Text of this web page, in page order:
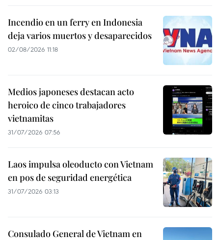
Incendio en un ferry en Indonesia
deja varios muertos y desaparecidos
02/08/2026 11:18
Medios japoneses destacan acto
heroico de cinco trabajadores
vietnamitas
31/07/2026 07:56
Laos impulsa oleoducto con Vietnam
en pos de seguridad energética
31/07/2026 03:13
Consulado General de Vietnam en